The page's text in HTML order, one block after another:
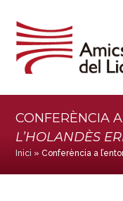
CONFERÈNCIA
L’HOLANDÈS
Inici »Conferència a